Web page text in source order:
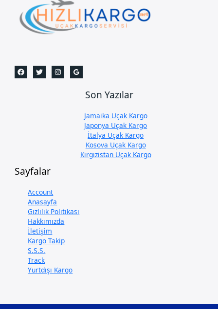
Son Yazılar
Jamaika Uçak Kargo
Japonya Uçak Kargo
İtalya Uçak Kargo
Kosova Uçak Kargo
Kırgızistan Uçak Kargo
Sayfalar
Account
Anasayfa
Gizlilik Politikası
Hakkımızda
İletişim
Kargo Takip
S.S.S.
Track
Yurtdışı Kargo